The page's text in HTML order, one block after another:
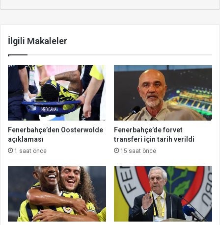
İlgili Makaleler
Fenerbahçe’den Oosterwolde
açıklaması
1 saat önce
Fenerbahçe’de forvet
transferi için tarih verildi
15 saat önce